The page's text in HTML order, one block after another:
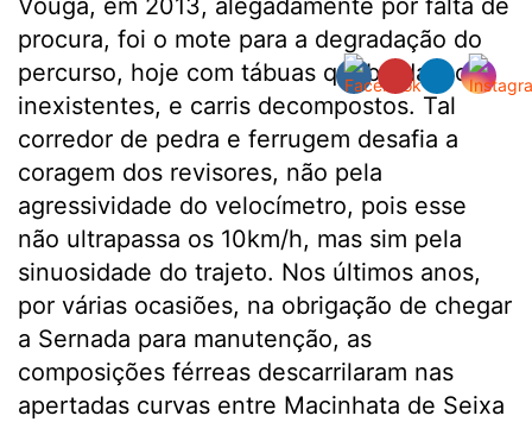
Vouga, em 2013, alegadamente por falta de
procura, foi o mote para a degradação do
percurso, hoje com tábuas quebradas, ou
inexistentes, e carris decompostos. Tal
corredor de pedra e ferrugem desafia a
coragem dos revisores, não pela
agressividade do velocímetro, pois esse
não ultrapassa os 10km/h, mas sim pela
sinuosidade do trajeto. Nos últimos anos,
por várias ocasiões, na obrigação de chegar
a Sernada para manutenção, as
composições férreas descarrilaram nas
apertadas curvas entre Macinhata de Seixa